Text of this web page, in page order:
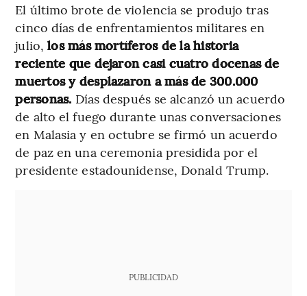
El último brote de violencia se produjo tras
cinco días de enfrentamientos militares en
julio,los más mortíferos de la historia
reciente que dejaron casi cuatro docenas de
muertos y desplazaron a más de 300.000
personas. Días después se alcanzó un acuerdo
de alto el fuego durante unas conversaciones
en Malasia y en octubre se firmó un acuerdo
de paz en una ceremonia presidida por el
presidente estadounidense, Donald Trump.
PUBLICIDAD